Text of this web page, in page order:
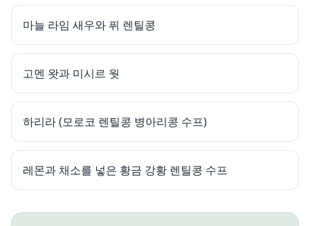
마늘 라임 새우와 퓌 렌틸콩
고멘 왓과 미시르 웟
하리라 (모로코 렌틸콩 병아리콩 수프)
레몬과 채소를 넣은 황금 강황 렌틸콩 수프